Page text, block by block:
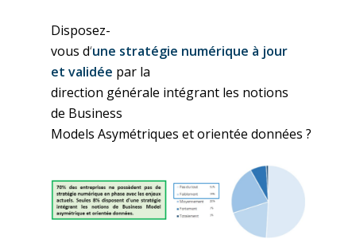
Disposez-
vous d‘une stratégie numérique à jour
etvalidée par la
direction générale intégrant les notions
de Business
ModelsAsymétriques etorientée données ?